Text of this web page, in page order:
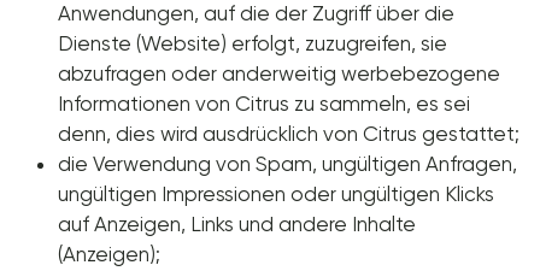
Anwendungen, auf die der Zugriff über die
Dienste (Website) erfolgt, zuzugreifen, sie
abzufragen oder anderweitig werbebezogene
Informationen von Citrus zu sammeln, es sei
denn, dies wird ausdrücklich von Citrus gestattet;
die Verwendung von Spam, ungültigen Anfragen,
ungültigen Impressionen oder ungültigen Klicks
auf Anzeigen, Links und andere Inhalte
(Anzeigen);